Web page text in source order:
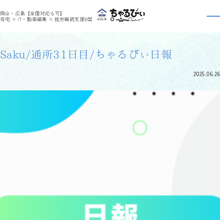
岡山・広島【全国対応も可】
在宅 × IT・動画編集 × 就労継続支援B型
利用者さんの日報 >
利用者さんの日報
Saku/通所31日目/ちゃるびぃ日報
2025.06.26